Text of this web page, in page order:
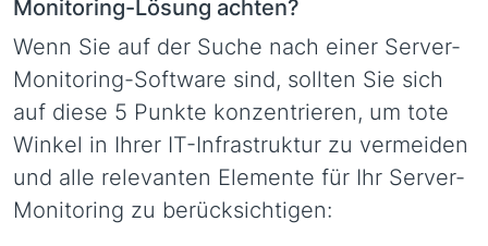
Monitoring-Lösung achten?
Wenn Sie auf der Suche nach einer Server-
Monitoring-Software sind, sollten Sie sich
auf diese 5 Punkte konzentrieren, um tote
Winkel in Ihrer IT-Infrastruktur zu vermeiden
und alle relevanten Elemente für Ihr Server-
Monitoring zu berücksichtigen: